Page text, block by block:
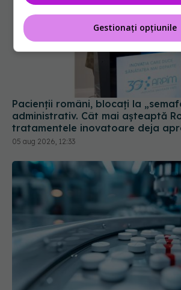
Pacienții români, blocați la
administrativ. Cât mai așteaptă
tratamentele inovatoare deja
Pacienții ar putea avea acces mai
tratamente. UNIFARM anunță un
important
Gestionați opțiunile